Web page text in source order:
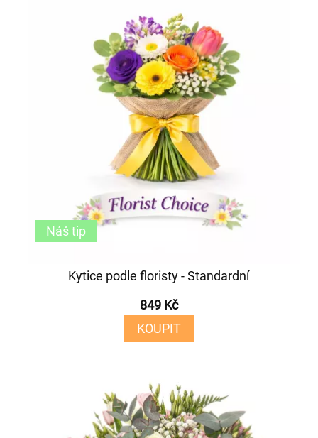
Kytice podle floristy - Standardní
849 Kč
KOUPIT
Náš tip